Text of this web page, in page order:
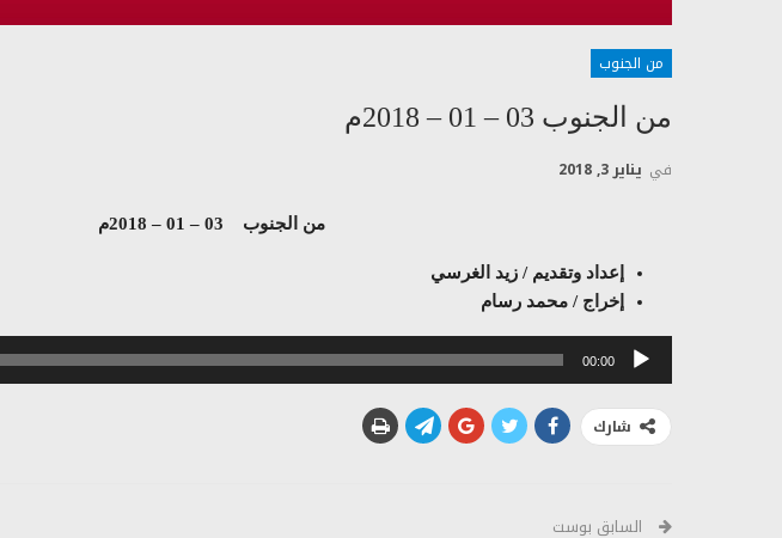
من الجنوب
من الجنوب 03 – 01 – 2018م
في يناير 3, 2018
من الجنوب 03 – 01 – 2018م
إعداد وتقديم / زيد الغرسي
إخراج / محمد رسام
مشغل
00:00
شارك
السابق بوست